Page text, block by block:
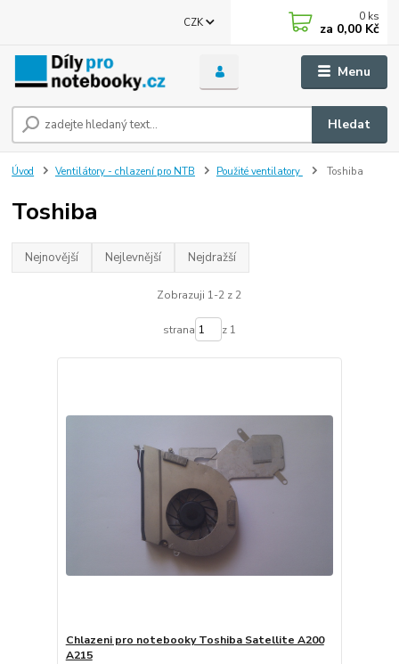
Menu
CZK
Hledat
0 ks
za 0,00 Kč
Úvod Ventilátory - chlazení pro NTB Použité ventilatory Toshiba
Toshiba
Nejnovější Nejlevnější Nejdražší
Zobrazuji 1-2 z 2
strana z 1
Chlazeni pro notebooky Toshiba Satellite A200
A215